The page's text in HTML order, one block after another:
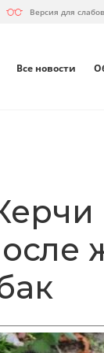
Версия для
Все новости